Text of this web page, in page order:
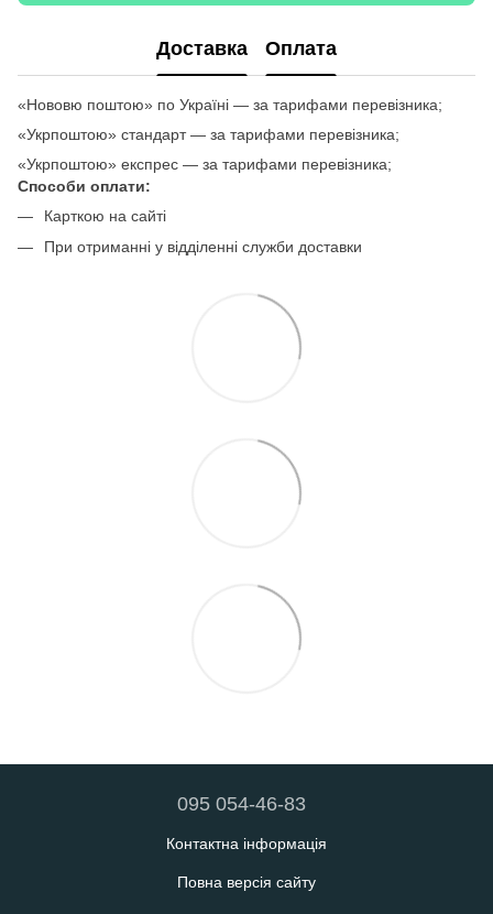
Доставка Оплата
«Нововю поштою» по Україні — за тарифами перевізника;
«Укрпоштою» стандарт — за тарифами перевізника;
«Укрпоштою» експрес — за тарифами перевізника;
Способи оплати:
Карткою на сайті
При отриманні у відділенні служби доставки
095 054-46-83
Контактна інформація
Повна версія сайту